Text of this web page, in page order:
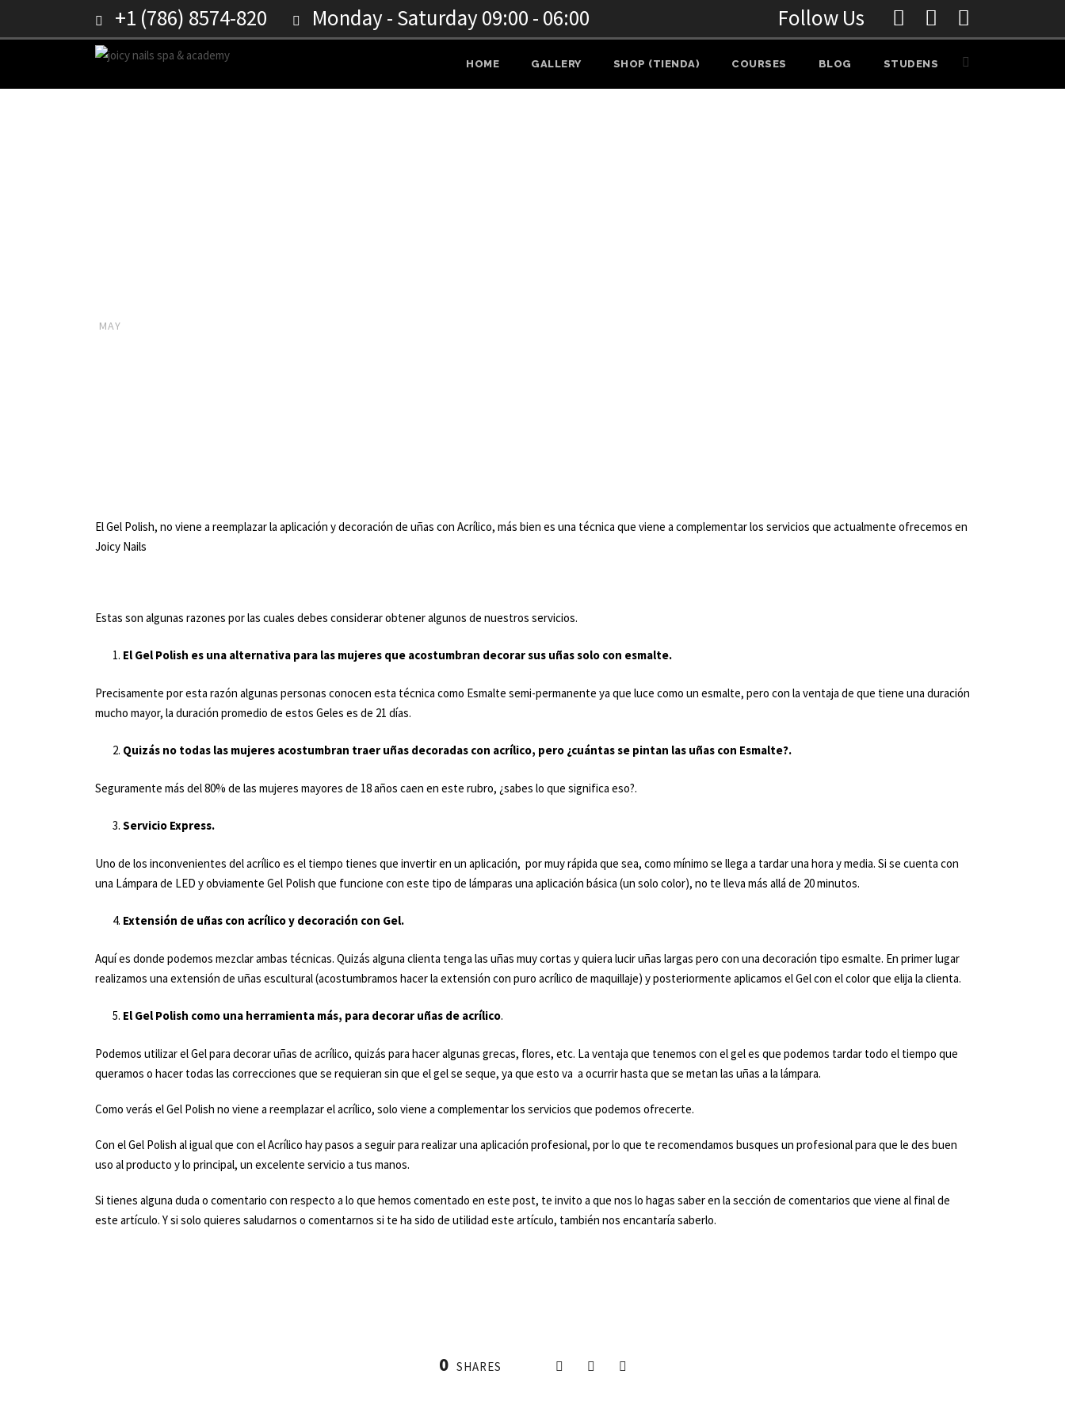
+1 (786) 8574-820 Monday - Saturday 09:00 - 06:00 Follow Us
HOME GALLERY SHOP (TIENDA) COURSES BLOG STUDENS
MAY
El Gel Polish, no viene a reemplazar la aplicación y decoración de uñas con Acrílico, más bien es una técnica que viene a complementar los servicios que actualmente ofrecemos en
Joicy Nails
Estas son algunas razones por las cuales debes considerar obtener algunos de nuestros servicios.
El Gel Polish es una alternativa para las mujeres que acostumbran decorar sus uñas solo con esmalte.
Precisamente por esta razón algunas personas conocen esta técnica como Esmalte semi-permanente ya que luce como un esmalte, pero con la ventaja de que tiene una duración
mucho mayor, la duración promedio de estos Geles es de 21 días.
Quizás no todas las mujeres acostumbran traer uñas decoradas con acrílico, pero ¿cuántas se pintan las uñas con Esmalte?.
Seguramente más del 80% de las mujeres mayores de 18 años caen en este rubro, ¿sabes lo que significa eso?.
Servicio Express.
Uno de los inconvenientes del acrílico es el tiempo tienes que invertir en un aplicación, por muy rápida que sea, como mínimo se llega a tardar una hora y media. Si se cuenta con
una Lámpara de LED y obviamente Gel Polish que funcione con este tipo de lámparas una aplicación básica (un solo color), no te lleva más allá de 20 minutos.
Extensión de uñas con acrílico y decoración con Gel.
Aquí es donde podemos mezclar ambas técnicas. Quizás alguna clienta tenga las uñas muy cortas y quiera lucir uñas largas pero con una decoración tipo esmalte. En primer lugar
realizamos una extensión de uñas escultural (acostumbramos hacer la extensión con puro acrílico de maquillaje) y posteriormente aplicamos el Gel con el color que elija la clienta.
El Gel Polish como una herramienta más, para decorar uñas de acrílico.
Podemos utilizar el Gel para decorar uñas de acrílico, quizás para hacer algunas grecas, flores, etc. La ventaja que tenemos con el gel es que podemos tardar todo el tiempo que
queramos o hacer todas las correcciones que se requieran sin que el gel se seque, ya que esto va a ocurrir hasta que se metan las uñas a la lámpara.
Como verás el Gel Polish no viene a reemplazar el acrílico, solo viene a complementar los servicios que podemos ofrecerte.
Con el Gel Polish al igual que con el Acrílico hay pasos a seguir para realizar una aplicación profesional, por lo que te recomendamos busques un profesional para que le des buen
uso al producto y lo principal, un excelente servicio a tus manos.
Si tienes alguna duda o comentario con respecto a lo que hemos comentado en este post, te invito a que nos lo hagas saber en la sección de comentarios que viene al final de
este artículo. Y si solo quieres saludarnos o comentarnos si te ha sido de utilidad este artículo, también nos encantaría saberlo.
0 SHARES